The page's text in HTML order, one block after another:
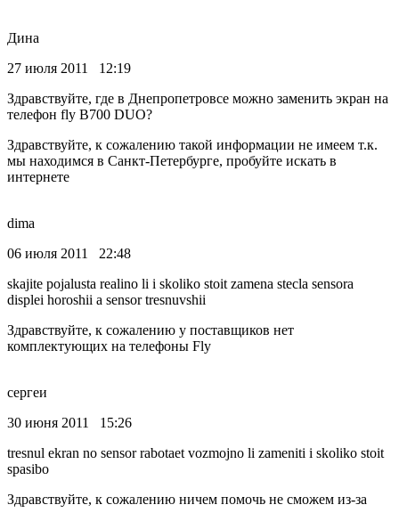
Дина
27 июля 2011 12:19
Здравствуйте, где в Днепропетровсе можно заменить экран на
телефон fly B700 DUO?
Здравствуйте, к сожалению такой информации не имеем т.к.
мы находимся в Санкт-Петербурге, пробуйте искать в
интернете
dima
06 июля 2011 22:48
skajite pojalusta realino li i skoliko stoit zamena stecla sensora
displei horoshii a sensor tresnuvshii
Здравствуйте, к сожалению у поставщиков нет
комплектующих на телефоны Fly
сергеи
30 июня 2011 15:26
tresnul ekran no sensor rabotaet vozmojno li zameniti i skoliko stoit
spasibo
Здравствуйте, к сожалению ничем помочь не сможем из-за